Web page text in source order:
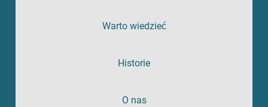
Warto wiedzieć
Historie
O nas